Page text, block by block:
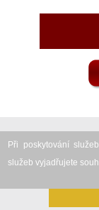
Při poskytování
služeb vyjadřujete